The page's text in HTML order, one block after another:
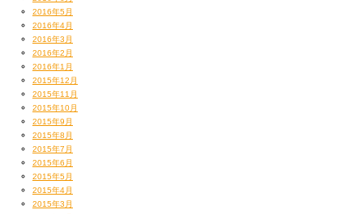
2016年5月
2016年4月
2016年3月
2016年2月
2016年1月
2015年12月
2015年11月
2015年10月
2015年9月
2015年8月
2015年7月
2015年6月
2015年5月
2015年4月
2015年3月